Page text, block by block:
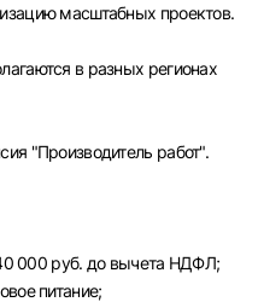
масштабных проектов.
в разных регионах
"Производитель работ".
000 руб. до вычета НДФЛ;
питание;